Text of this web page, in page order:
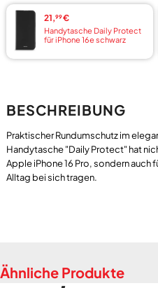
21,99€
Handytasche Daily Protect
für iPhone 16e schwarz
BESCHREIBUNG
Praktischer Rundumschutz im
Handytasche "Daily Protect" hat
Apple iPhone 16 Pro, sondern auch
Ähnliche Produkte